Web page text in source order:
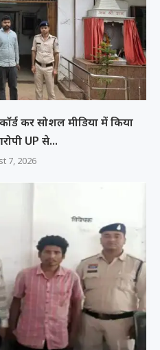
कर सोशल मीडिया में किया
UP से...
7, 2026